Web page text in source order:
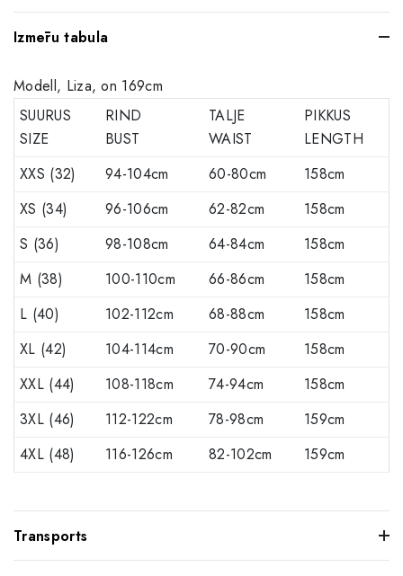
Izmēru tabula
Modell, Liza, on 169cm
SUURUS
SIZE
RIND
BUST
TALJE
WAIST
PIKKUS
LENGTH
XXS (32)
94-104cm 60-80cm
158cm
XS (34)
96-106cm 62-82cm
158cm
S (36)
98-108cm 64-84cm
158cm
M (38)
100-110cm 66-86cm
158cm
L (40)
102-112cm 68-88cm
158cm
XL (42)
104-114cm 70-90cm
158cm
XXL (44)
108-118cm 74-94cm
158cm
3XL (46)
112-122cm 78-98cm
159cm
4XL (48)
116-126cm 82-102cm 159cm
Transports